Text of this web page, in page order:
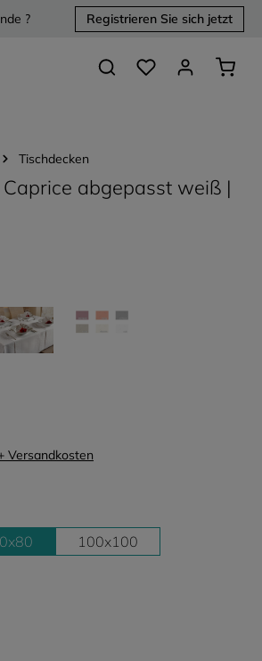
? Registrieren Sie sich jetzt
Du hast 0 Produkte
Tischdecken
abgepasst weiß |
Versandkosten
100x100